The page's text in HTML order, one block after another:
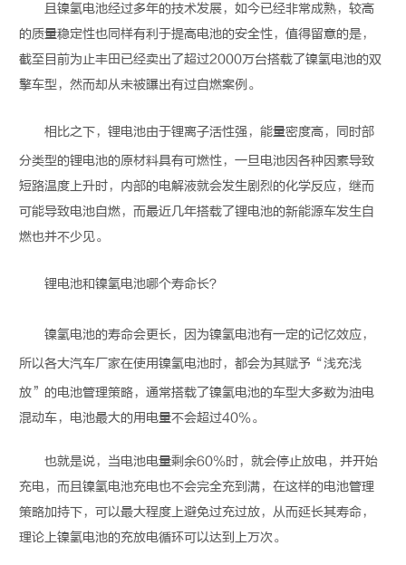
且镍氢电池经过多年的技术发展，如今已经非常成熟，较高
的质量稳定性也同样有利于提高电池的安全性，值得留意的是，
截至目前为止丰田已经卖出了超过2000万台搭载了镍氢电池的双
擎车型，然而却从未被曝出有过自燃案例。
相比之下，锂电池由于锂离子活性强，能量密度高，同时部
分类型的锂电池的原材料具有可燃性，一旦电池因各种因素导致
短路温度上升时，内部的电解液就会发生剧烈的化学反应，继而
可能导致电池自燃，而最近几年搭载了锂电池的新能源车发生自
燃也并不少见。
锂电池和镍氢电池哪个寿命长？
镍氢电池的寿命会更长，因为镍氢电池有一定的记忆效应，
所以各大汽车厂家在使用镍氢电池时，都会为其赋予“浅充浅
放”的电池管理策略，通常搭载了镍氢电池的车型大多数为油电
混动车，电池最大的用电量不会超过40％。
也就是说，当电池电量剩余60％时，就会停止放电，并开始
充电，而且镍氢电池充电也不会完全充到满，在这样的电池管理
策略加持下，可以最大程度上避免过充过放，从而延长其寿命，
理论上镍氢电池的充放电循环可以达到上万次。